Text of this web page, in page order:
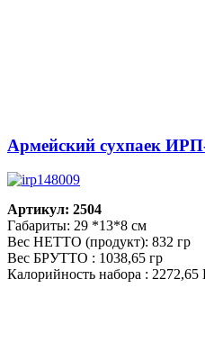
Армейский сухпаек
Артикул: 2504
Габариты: 29 *13*8 см
Вес НЕТТО (продукт): 832 гр
Вес БРУТТО : 1038,65 гр
Калорийность набора : 2272,65